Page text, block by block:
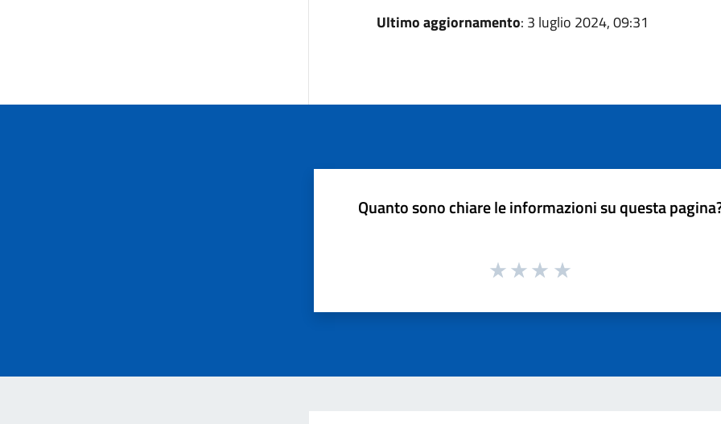
Ultimo aggiornamento: 3 luglio 2024, 09:31
Quanto sono chiare le informazioni su questa